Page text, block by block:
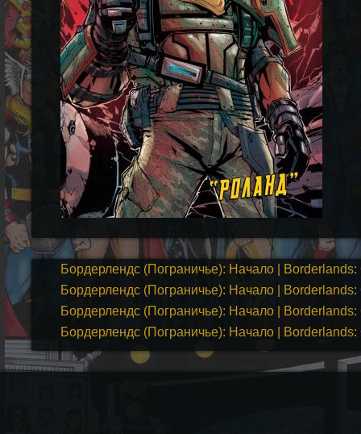
Бордерлендс (Пограничье): Начало | Borderlands:
Бордерлендс (Пограничье): Начало | Borderlands:
Бордерлендс (Пограничье): Начало | Borderlands:
Бордерлендс (Пограничье): Начало | Borderlands: